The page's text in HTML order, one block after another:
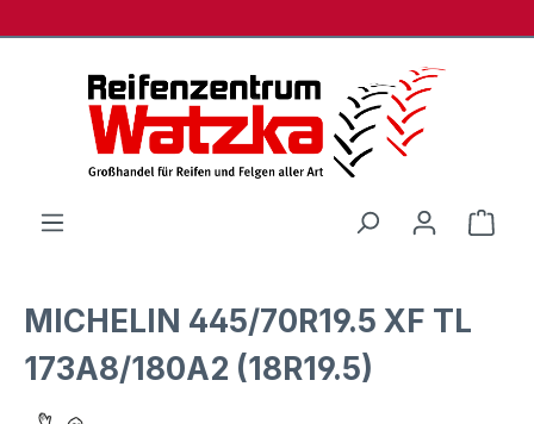
MICHELIN 445/70R19.5 XF TL
173A8/180A2 (18R19.5)